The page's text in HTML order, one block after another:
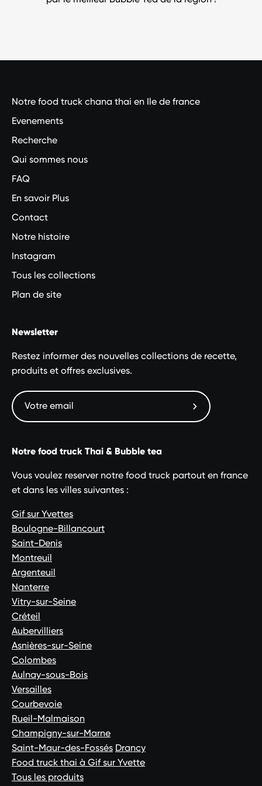
Notre food truck chana thai en Ile de france
Evenements
Recherche
Qui sommes nous
FAQ
En savoir Plus
Contact
Notre histoire
Instagram
Tous les collections
Plan de site
Newsletter
Restez informer des nouvelles collections de recette,
produits et offres exclusives.
Abonnez-
newsletter
Notre food truck Thai & Bubble tea
Vous voulez reserver notre food truck partout en france
et dans les villes suivantes :
Gif sur Yvettes
Boulogne-Billancourt
Saint-Denis
Montreuil
Argenteuil
Nanterre
Vitry-sur-Seine
Créteil
Aubervilliers
Asnières-sur-Seine
Colombes
Aulnay-sous-Bois
Versailles
Courbevoie
Rueil-Malmaison
Champigny-sur-Marne
Saint-Maur-des-Fossés Drancy
Food truck thai à Gif sur Yvette
Tous les produits